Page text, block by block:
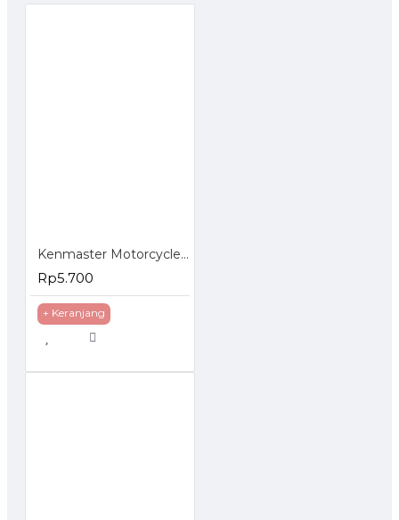
Kenmaster Motorcycle Wash Sponge - Busa Pencuci Motor 2 Pcs
Rp5.700
+ Keranjang